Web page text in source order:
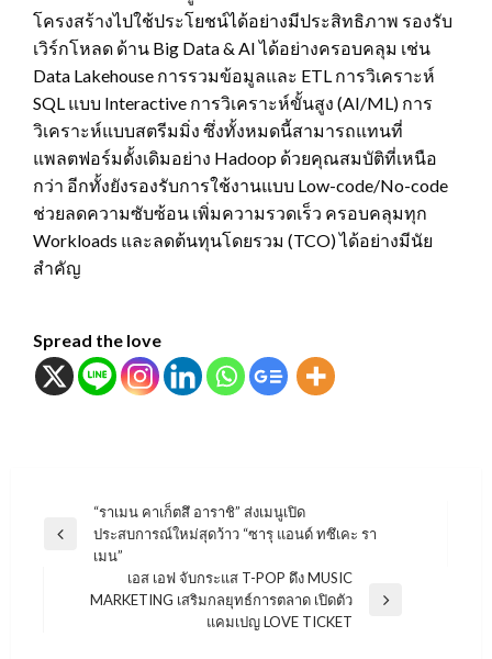
โครงสร้างไปใช้ประโยชน์ได้อย่างมีประสิทธิภาพ รองรับ
เวิร์กโหลด ด้าน Big Data & AI ได้อย่างครอบคลุม เช่น
Data Lakehouse การรวมข้อมูลและ ETL การวิเคราะห์
SQL แบบ Interactive การวิเคราะห์ขั้นสูง (AI/ML) การ
วิเคราะห์แบบสตรีมมิ่ง ซึ่งทั้งหมดนี้สามารถแทนที่
แพลตฟอร์มดั้งเดิมอย่าง Hadoop ด้วยคุณสมบัติที่เหนือ
กว่า อีกทั้งยังรองรับการใช้งานแบบ Low-code/No-code
ช่วยลดความซับซ้อน เพิ่มความรวดเร็ว ครอบคลุมทุก
Workloads และลดต้นทุนโดยรวม (TCO) ได้อย่างมีนัย
สำคัญ
Spread the love
แนะแนว
เรื่อง
Previous
“ราเมน คาเก็ตสึ อาราชิ” ส่งเมนูเปิด
ประสบการณ์ใหม่สุดว้าว “ซารุ แอนด์ ทซึเคะ รา
เมน”
Next
เอส เอฟ จับกระแส T-POP ดึง MUSIC
MARKETING เสริมกลยุทธ์การตลาด เปิดตัว
แคมเปญ LOVE TICKET